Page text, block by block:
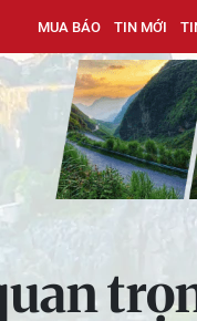
MUA BÁO TIN MỚI